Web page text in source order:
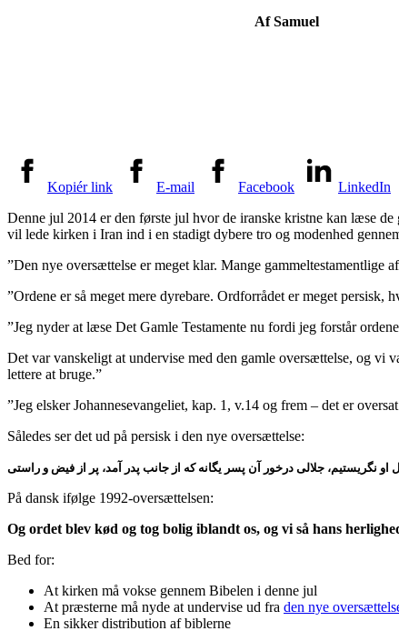
Af Samuel
Kopiér link E-mail Facebook LinkedIn
Denne jul 2014 er den første jul hvor de iranske kristne kan læse de
vil lede kirken i Iran ind i en stadigt dybere tro og modenhed
”Den nye oversættelse er meget klar. Mange gammeltestamentlige
”Ordene er så meget mere dyrebare. Ordforrådet er meget persisk,
”Jeg nyder at læse Det Gamle Testamente nu fordi jeg forstår
Det var vanskeligt at undervise med den gamle oversættelse, og
lettere at bruge.”
”Jeg elsker Johannesevangeliet, kap. 1, v.14 og frem – det er
Således ser det ud på persisk i den nye oversættelse:
او نگریستیم، جلالی درخور آن پسر یگانه که از جانب پدر آمد، پر از فیض و راستی
På dansk ifølge 1992-oversættelsen:
Og ordet blev kød og tog bolig iblandt os, og vi så hans
Bed for:
At kirken må vokse gennem Bibelen i denne jul
At præsterne må nyde at undervise ud fra den nye
En sikker distribution af biblerne